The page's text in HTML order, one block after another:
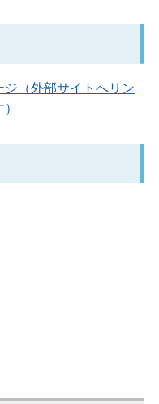
（外部サイトへリン